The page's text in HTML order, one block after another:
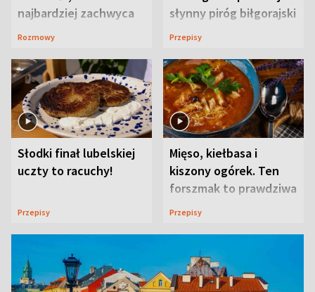
najbardziej zachwyca
ją w Lublinie
Rozmowy
słynny piróg biłgorajski
Przepisy
Słodki finał lubelskiej
uczty to racuchy!
Przepisy
Mięso, kiełbasa i
kiszony ogórek. Ten
forszmak to prawdziwa
uczta
Przepisy